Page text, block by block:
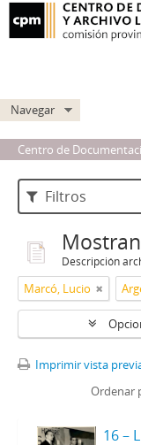
Navegar
Centro de
Filtros
Descripción
Marcó, Lucio
Imprimir vista
Ordenar